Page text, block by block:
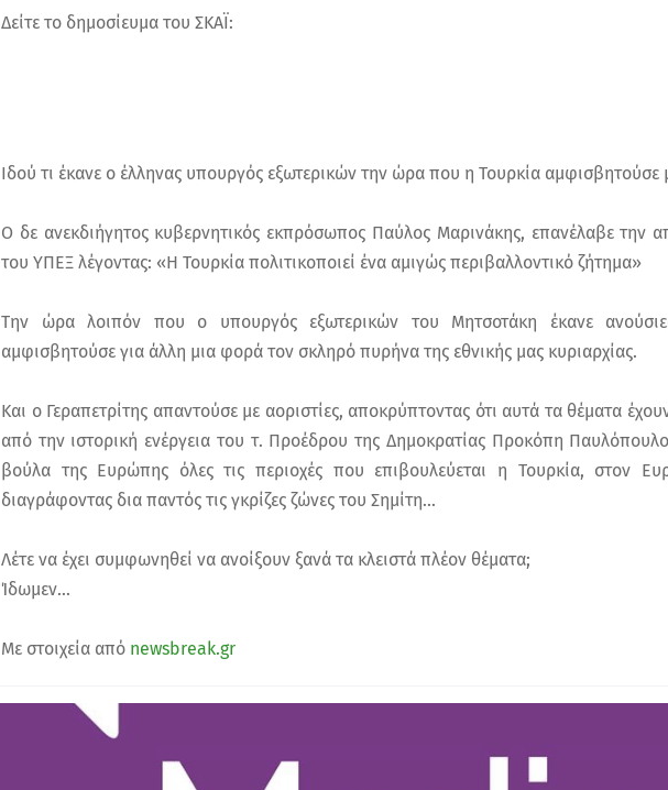
Δείτε το δημοσίευμα του ΣΚΑΪ:
Ιδού τι έκανε ο έλληνας υπουργός εξωτερικών την ώρα που η Τουρκία αμφισβητούσε
Ο δε ανεκδιήγητος κυβερνητικός εκπρόσωπος Παύλος Μαρινάκης, επανέλαβε την
του ΥΠΕΞ λέγοντας: «Η Τουρκία πολιτικοποιεί ένα αμιγώς περιβαλλοντικό ζήτημα»
Την ώρα λοιπόν που ο υπουργός εξωτερικών του Μητσοτάκη έκανε
αμφισβητούσε για άλλη μια φορά τον σκληρό πυρήνα της εθνικής μας κυριαρχίας.
Και ο Γεραπετρίτης απαντούσε με αοριστίες, αποκρύπτοντας ότι αυτά τα θέματα
από την ιστορική ενέργεια του τ. Προέδρου της Δημοκρατίας Προκόπη
βούλα της Ευρώπης όλες τις περιοχές που επιβουλεύεται η Τουρκία, στον
διαγράφοντας δια παντός τις γκρίζες ζώνες του Σημίτη...
Λέτε να έχει συμφωνηθεί να ανοίξουν ξανά τα κλειστά πλέον θέματα;
Ίδωμεν...
Με στοιχεία από newsbreak.gr